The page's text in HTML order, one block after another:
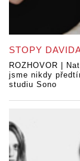
STOPY
ROZHOVOR |
jsme nikdy
studiu Sono